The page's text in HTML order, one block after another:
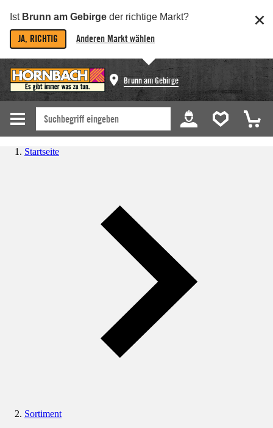
Ist Brunn am Gebirge der richtige Markt?
JA, RICHTIG Anderen Markt wählen
Brunn am Gebirge
Startseite
Sortiment